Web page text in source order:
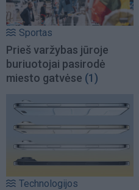
Sportas
Prieš varžybas jūroje
buriuotojai pasirodė
miesto gatvėse (1)
Technologijos